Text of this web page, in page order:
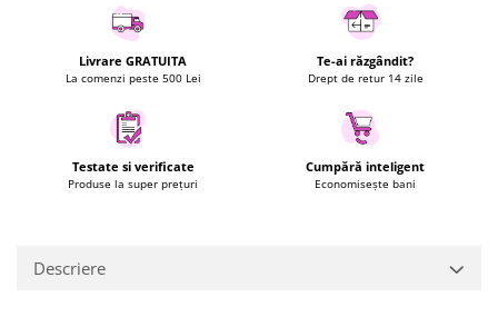
Electrocasnice & Climatizare
Accesorii si piese masini spalat
rufe si uscatoare
Accesorii si piese masini spalat
Aparate Frigorifice
Aparate Racire Aer
Electrocasnice pentru Bucatarie
Livrare GRATUITA
La comenzi peste 500 Lei
Te-ai răzgândit?
Drept de retur 14 zile
Testate si verificate
Produse la super prețuri
Cumpără inteligent
Economisește bani
Descriere